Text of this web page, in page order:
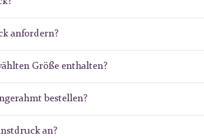
anfordern?
Größe enthalten?
bestellen?
an?